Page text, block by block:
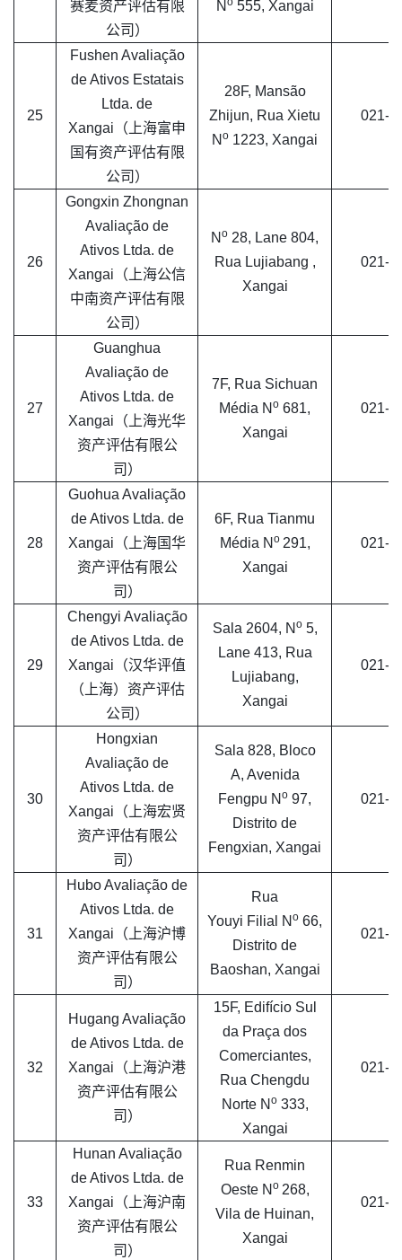
赛麦资产评估有限
公司）
N 555, Xangai
25
Fushen Avaliação
de Ativos Estatais
Ltda. de
Xangai（上海富申
国有资产评估有限
公司）
28F, Mansão
Zhijun, Rua Xietu
N o 1223, Xangai
021-
26
Gongxin Zhongnan
Avaliação de
Ativos Ltda. de
Xangai（上海公信
中南资产评估有限
公司）
N o 28, Lane 804,
Rua Lujiabang ,
Xangai
021-
27
Guanghua
Avaliação de
Ativos Ltda. de
Xangai（上海光华
资产评估有限公
司）
7F, Rua Sichuan
Média N o 681,
Xangai
021-
28
Guohua Avaliação
de Ativos Ltda. de
Xangai（上海国华
资产评估有限公
司）
6F, Rua Tianmu
Média N o 291,
Xangai
021-
29
Chengyi Avaliação
de Ativos Ltda. de
Xangai（汉华评值
（上海）资产评估
公司）
Sala 2604, N o5,
Lane 413, Rua
Lujiabang,
Xangai
021-
30
Hongxian
Avaliação de
Ativos Ltda. de
Xangai（上海宏贤
资产评估有限公
司）
Sala 828, Bloco
A, Avenida
Fengpu N o 97,
Distrito de
Fengxian, Xangai
021-
31
Hubo Avaliação de
Ativos Ltda. de
Xangai（上海沪博
资产评估有限公
司）
Rua
Youyi Filial N o 66,
Distrito de
Baoshan, Xangai
021-
32
Hugang Avaliação
de Ativos Ltda. de
Xangai（上海沪港
资产评估有限公
司）
15F, Edifício Sul
da Praça dos
Comerciantes,
Rua Chengdu
Norte N o333,
Xangai
021-
33
Hunan Avaliação
de Ativos Ltda. de
Xangai（上海沪南
资产评估有限公
司）
Rua Renmin
Oeste N o 268,
Vila de Huinan,
Xangai
021-